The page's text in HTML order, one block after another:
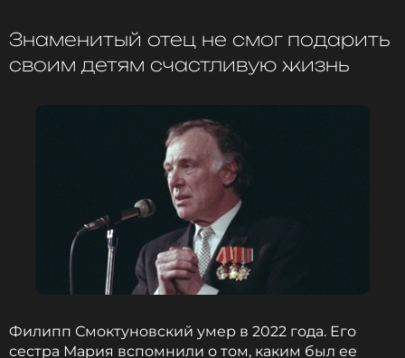
Знаменитый отец не смог подарить
своим детям счастливую жизнь
Филипп Смоктуновский умер в 2022 года. Его
сестра Мария вспомнили о том, каким был ее